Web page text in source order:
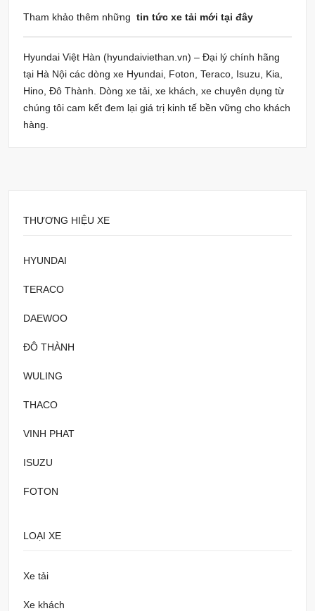
Tham khảo thêm những tin tức xe tải mới tại đây
Hyundai Việt Hàn (hyundaiviethan.vn) – Đại lý chính hãng
tại Hà Nội các dòng xe Hyundai, Foton, Teraco, Isuzu, Kia,
Hino, Đô Thành. Dòng xe tải, xe khách, xe chuyên dụng từ
chúng tôi cam kết đem lại giá trị kinh tế bền vững cho khách
hàng.
THƯƠNG HIỆU XE
HYUNDAI
TERACO
DAEWOO
ĐÔ THÀNH
WULING
THACO
VINH PHAT
ISUZU
FOTON
LOẠI XE
Xe tải
Xe khách